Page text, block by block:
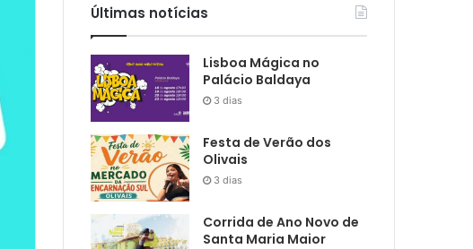
Últimas notícias
Lisboa Mágica no
Palácio Baldaya
3 dias
Festa de Verão dos
Olivais
3 dias
Corrida de Ano Novo de
Santa Maria Maior